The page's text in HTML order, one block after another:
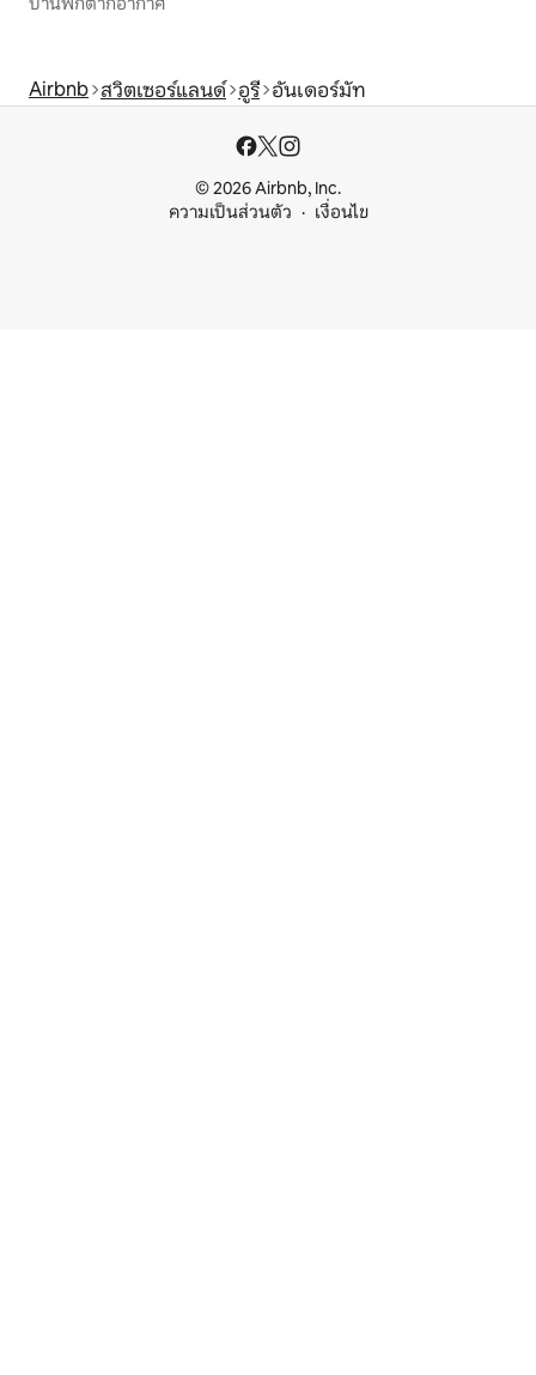
Airbnb สวิตเซอร์แลนด์ อูรี อันเดอร์มัท
© 2026 Airbnb, Inc.
ความเป็นส่วนตัว
เงื่อนไข